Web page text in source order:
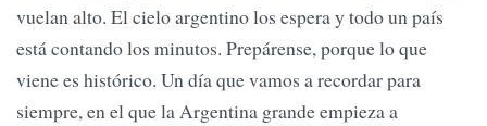
vuelan alto. El cielo argentino los espera y todo un país
está contando los minutos. Prepárense, porque lo que
viene es histórico. Un día que vamos a recordar para
siempre, en el que la Argentina grande empieza a